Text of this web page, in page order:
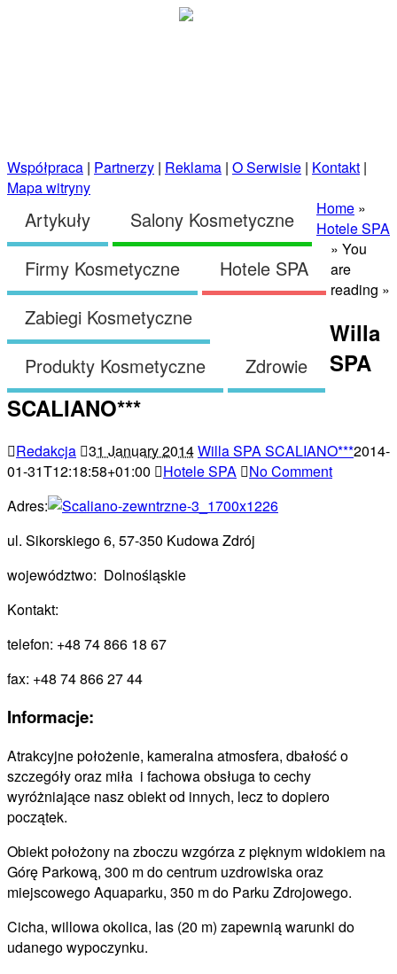
Współpraca | Partnerzy | Reklama | O Serwisie | Kontakt |
Mapa witryny
Artykuły
Salony Kosmetyczne
Firmy Kosmetyczne
Hotele SPA
Zabiegi Kosmetyczne
Produkty Kosmetyczne
Zdrowie
Home »
Hotele SPA
» You
are
reading »
Willa
SPA
SCALIANO***
Redakcja 31 January 2014Willa SPA SCALIANO***2014-
01-31T12:18:58+01:00
Hotele SPA
No Comment
Adres:
ul. Sikorskiego 6, 57-350 Kudowa Zdrój
województwo: Dolnośląskie
Kontakt:
telefon: +48 74 866 18 67
fax: +48 74 866 27 44
Informacje:
Atrakcyjne położenie, kameralna atmosfera, dbałość o
szczegóły oraz miła i fachowa obsługa to cechy
wyróżniające nasz obiekt od innych, lecz to dopiero
początek.
Obiekt położony na zboczu wzgórza z pięknym widokiem na
Górę Parkową, 300 m do centrum uzdrowiska oraz
miejscowego Aquaparku, 350 m do Parku Zdrojowego.
Cicha, willowa okolica, las (20 m) zapewnią warunki do
udanego wypoczynku.